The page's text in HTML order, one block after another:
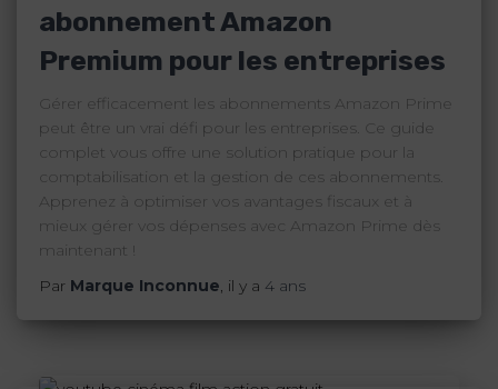
abonnement Amazon
Premium pour les entreprises
Gérer efficacement les abonnements Amazon Prime
peut être un vrai défi pour les entreprises. Ce guide
complet vous offre une solution pratique pour la
comptabilisation et la gestion de ces abonnements.
Apprenez à optimiser vos avantages fiscaux et à
mieux gérer vos dépenses avec Amazon Prime dès
maintenant !
Par Marque Inconnue, il y a 4 ans